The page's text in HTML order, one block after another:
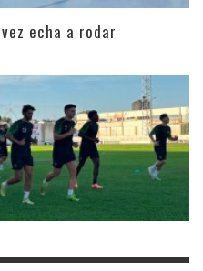
echa a rodar